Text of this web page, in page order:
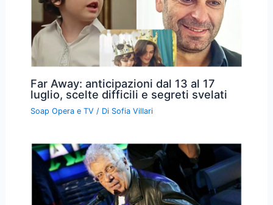
Far Away: anticipazioni dal 13 al 17
luglio, scelte difficili e segreti svelati
Soap Opera e TV / Di Sofia Villari